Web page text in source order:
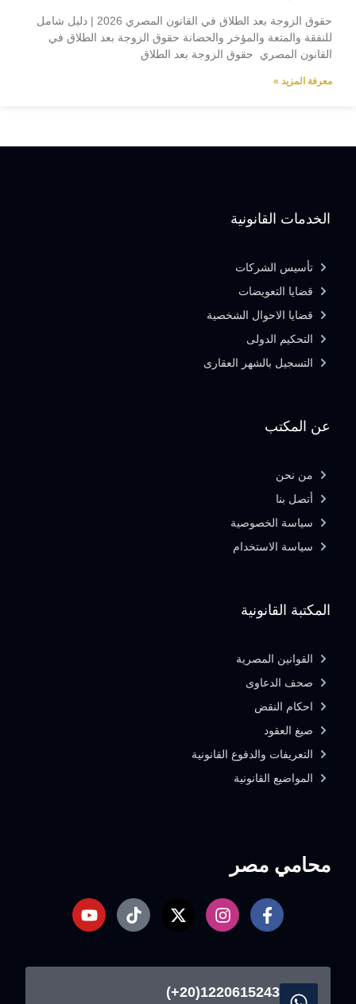
حقوق الزوجة بعد الطلاق في القانون المصري 2026 | دليل شامل
للنفقة والمتعة والمؤخر والحضانة حقوق الزوجة بعد الطلاق في
القانون المصري حقوق الزوجة بعد الطلاق
معرفة المزيد »
محامي مصر
1220615243(20+)
المكتبة القانونية
القوانين المصرية
صحف الدعاوى
احكام النقض
صيغ العقود
التعريفات والدفوع القانونية
المواضيع القانونية
عن المكتب
من نحن
أتصل بنا
سياسة الخصوصية
سياسة الاستخدام
الخدمات القانونية
تأسيس الشركات
قضايا التعويضات
قضايا الاحوال الشخصية
التحكيم الدولى
التسجيل بالشهر العقارى